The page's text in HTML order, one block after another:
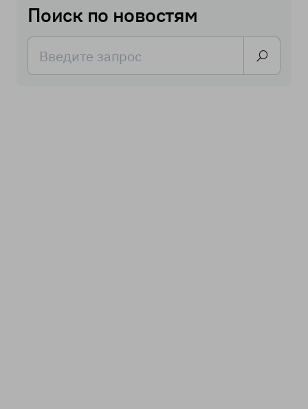
Поиск по новостям